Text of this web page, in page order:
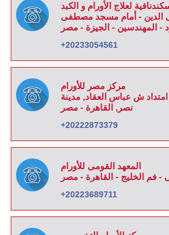
لعلاج الأورام و الكبد
محيى الدين - أمام مسجد مصطفى
- المهندسين - الجيزة - مصر
+20233054561
مركز مصر للأورام
امتداد ش عباس العقاد, مدينة
نصر, القاهرة - مصر
+20222873379
المعهد القومى للأورام
- فم الخليج - القاهرة - مصر
+20223689711